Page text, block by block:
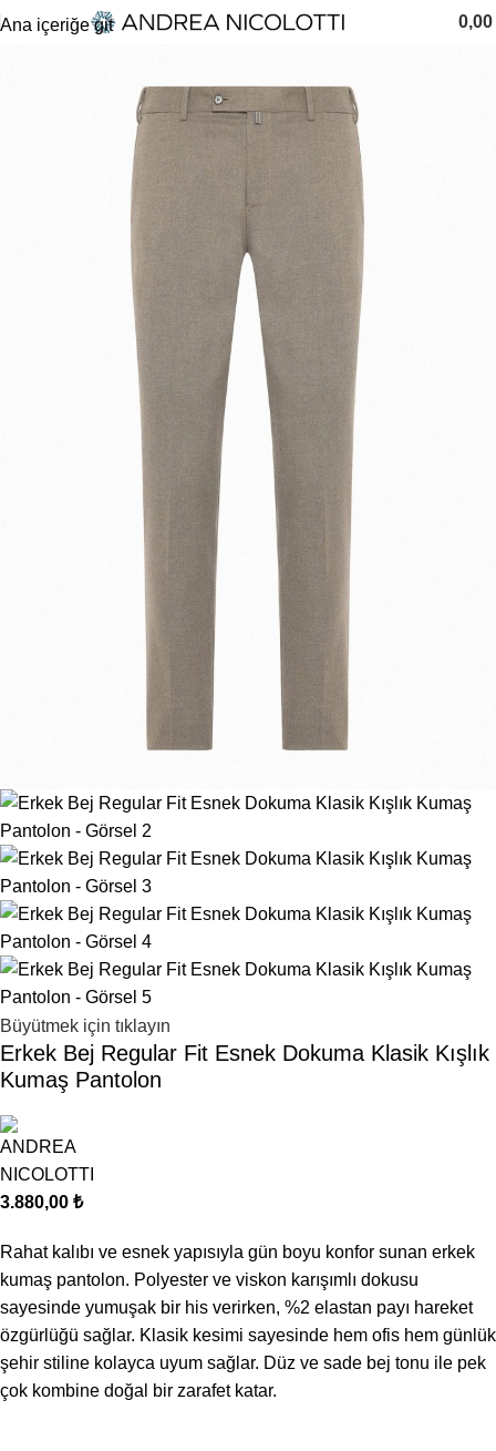
Ana içeriğe git 0,00
Büyütmek için tıklayın
Erkek Bej Regular Fit Esnek Dokuma Klasik Kışlık
Kumaş Pantolon
3.880,00 ₺
Rahat kalıbı ve esnek yapısıyla gün boyu konfor sunan erkek
kumaş pantolon. Polyester ve viskon karışımlı dokusu
sayesinde yumuşak bir his verirken, %2 elastan payı hareket
özgürlüğü sağlar. Klasik kesimi sayesinde hem ofis hem günlük
şehir stiline kolayca uyum sağlar. Düz ve sade bej tonu ile pek
çok kombine doğal bir zarafet katar.